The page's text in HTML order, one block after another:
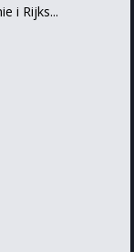
i Rijks...